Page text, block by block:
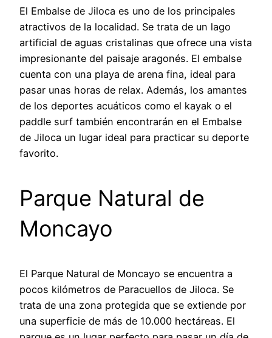
El Embalse de Jiloca es uno de los principales
atractivos de la localidad. Se trata de un lago
artificial de aguas cristalinas que ofrece una vista
impresionante del paisaje aragonés. El embalse
cuenta con una playa de arena fina, ideal para
pasar unas horas de relax. Además, los amantes
de los deportes acuáticos como el kayak o el
paddle surf también encontrarán en el Embalse
de Jiloca un lugar ideal para practicar su deporte
favorito.
Parque Natural de
Moncayo
El Parque Natural de Moncayo se encuentra a
pocos kilómetros de Paracuellos de Jiloca. Se
trata de una zona protegida que se extiende por
una superficie de más de 10.000 hectáreas. El